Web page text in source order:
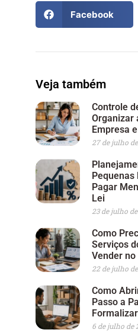
Facebook
Veja também
Controle
Organizar
Empresa
27 de julho
Pequenas
Pagar
Lei
23 de julho
Como
Serviços
Vender
22 de julho
Como
Passo a
6 de julho de